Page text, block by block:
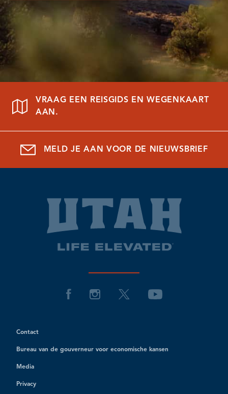
VRAAG EEN REISGIDS EN WEGENKAART
AAN.
MELD JE AAN VOOR DE NIEUWSBRIEF
Contact
Bureau van de gouverneur voor economische kansen
Media
Privacy